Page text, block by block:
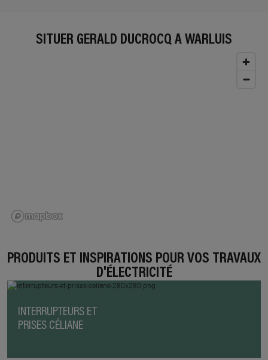
SITUER GERALD DUCROCQ À WARLUIS
PRODUITS ET INSPIRATIONS POUR VOS TRAVAUX
D'ÉLECTRICITÉ
INTERRUPTEURS ET
PRISES CÉLIANE